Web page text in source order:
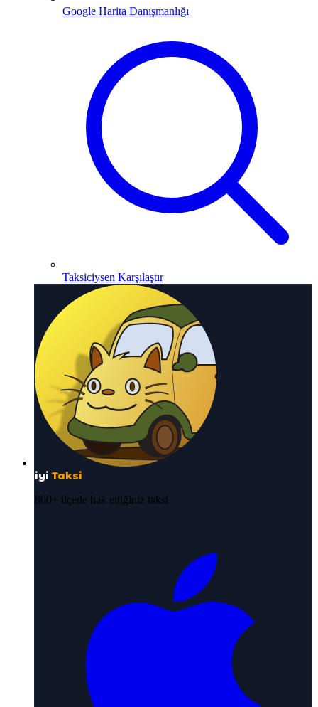
Google Harita Danışmanlığı
Taksiciysen Karşılaştır
iyi Taksi
800+ ilçede hak ettiğiniz taksi